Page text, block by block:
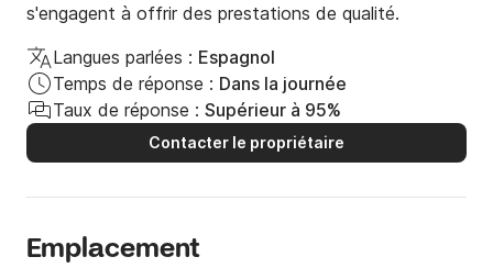
s'engagent à offrir des prestations de qualité.
Langues parlées : Espagnol
Temps de réponse : Dans la journée
Taux de réponse : Supérieur à 95%
Contacter le propriétaire
Emplacement